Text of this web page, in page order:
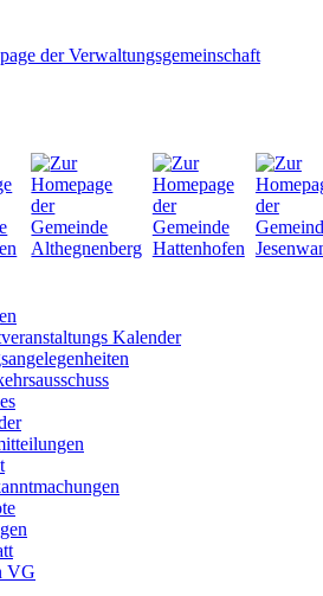
Kalender
VG